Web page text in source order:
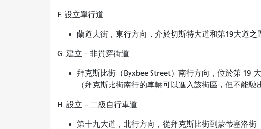
F. 設立單行道
蘭道夫街，東行方向，介於切斯特大道和第19大道之
G. 建立－非貫穿街道
拜克斯比街（Byxbee Street）南行方向，位於第 19
（拜克斯比街南行的車輛可以進入該街區，但不能駛
H. 設立 – 二級自行車道
第十九大道，北行方向，從拜克斯比街到蒙蒂塞洛街